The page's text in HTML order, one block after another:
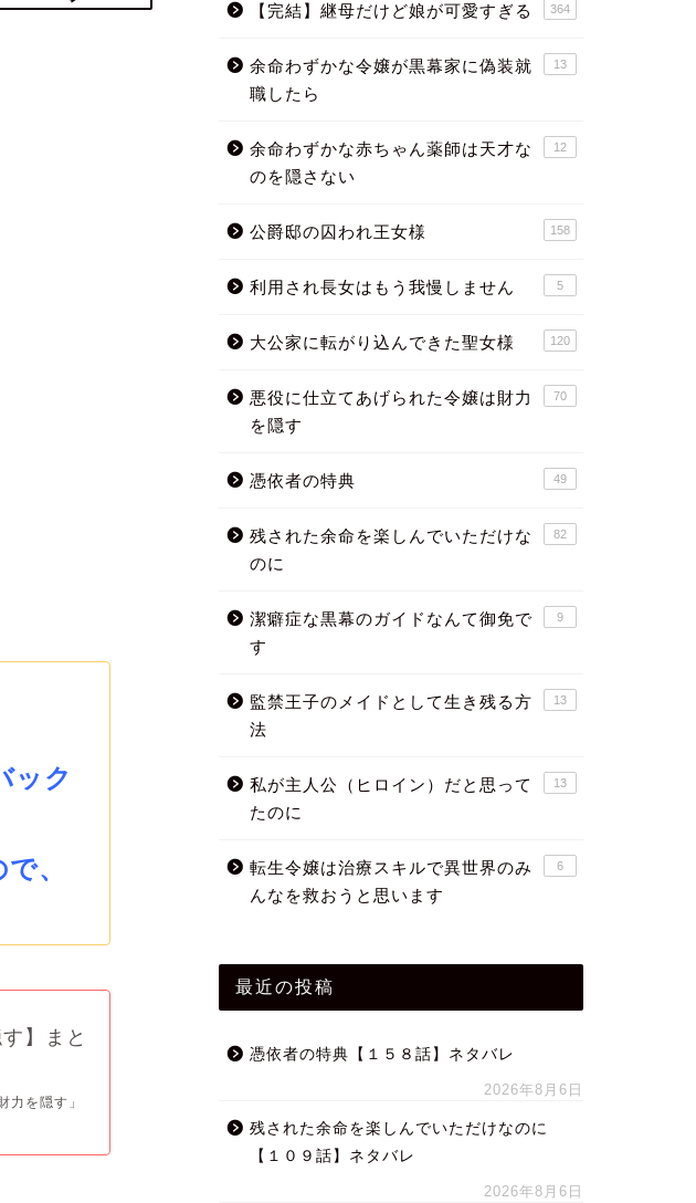
ック
、
】まと
力を隠す」
【完結】継母だけど娘が可愛すぎる 364
余命わずかな令嬢が黒幕家に偽装就
職したら
13
余命わずかな赤ちゃん薬師は天才な
のを隠さない
12
公爵邸の囚われ王女様 158
利用され長女はもう我慢しません 5
大公家に転がり込んできた聖女様 120
悪役に仕立てあげられた令嬢は財力
を隠す
70
憑依者の特典 49
残された余命を楽しんでいただけな
のに
82
潔癖症な黒幕のガイドなんて御免で
す
9
監禁王子のメイドとして生き残る方
法
13
私が主人公（ヒロイン）だと思って
たのに
13
転生令嬢は治療スキルで異世界のみ
んなを救おうと思います
6
最近の投稿
憑依者の特典【１５８話】ネタバレ
2026年8月6日
残された余命を楽しんでいただけなのに
【１０９話】ネタバレ
2026年8月6日